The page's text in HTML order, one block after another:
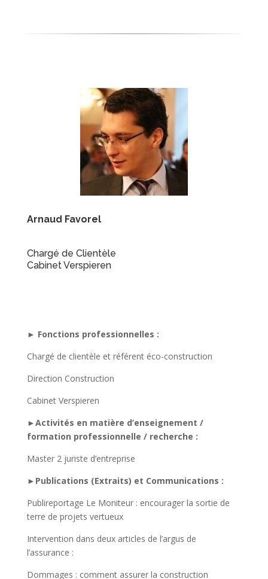
Arnaud Favorel
Chargé de Clientèle
Cabinet Verspieren
► Fonctions professionnelles :
Chargé de clientèle et référent éco-construction
Direction Construction
Cabinet Verspieren
►Activités en matière d’enseignement /
formation professionnelle / recherche :
Master 2 juriste d’entreprise
►Publications (Extraits) et Communications :
Publireportage Le Moniteur : encourager la sortie de
terre de projets vertueux
Intervention dans deux articles de l’argus de
l’assurance :
Dommages : comment assurer la construction